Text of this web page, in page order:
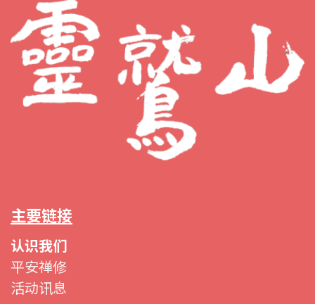
主要链接
认识我们
平安禅修
活动讯息